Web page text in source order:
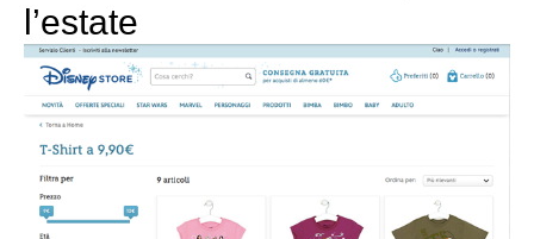
l’estate